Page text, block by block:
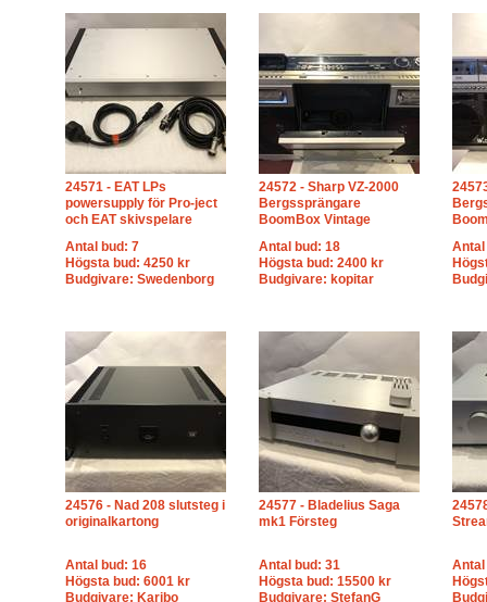
24571 - EAT LPs
powersupply för Pro-ject
och EAT skivspelare
Antal bud: 7
Högsta bud: 4250 kr
Budgivare: Swedenborg
24572 - Sharp VZ-2000
Bergssprängare
BoomBox Vintage
Antal bud: 18
Högsta bud: 2400 kr
Budgivare: kopitar
Antal
24576 - Nad 208 slutsteg i
originalkartong
Antal bud: 16
Högsta bud: 6001 kr
Budgivare: Karibo
24577 - Bladelius Saga
mk1 Försteg
Antal bud: 31
Högsta bud: 15500 kr
Budgivare: StefanG
Antal